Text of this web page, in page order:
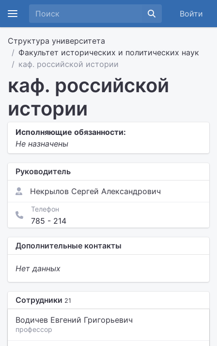
Войти
Структура университета
Факультет исторических и политических наук
каф. российской истории
каф. российской
истории
Исполняющие обязанности:
Не назначены
Руководитель
Некрылов Сергей Александрович
Телефон
785 - 214
Дополнительные контакты
Нет данных
Сотрудники 21
Водичев Евгений Григорьевич
профессор